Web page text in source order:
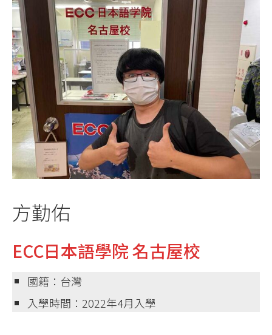
方勤佑
ECC日本語學院 名古屋校
國籍：台灣
入學時間：2022年4月入學